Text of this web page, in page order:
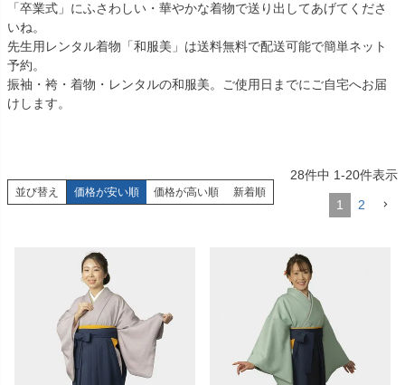
「卒業式」にふさわしい・華やかな着物で送り出してあげてくださ
いね。
先生用レンタル着物「和服美」は送料無料で配送可能で簡単ネット
予約。
振袖・袴・着物・レンタルの和服美。ご使用日までにご自宅へお届
けします。
並び替え 価格が安い順 価格が高い順 新着順
28件中 1-20件表示
1 2